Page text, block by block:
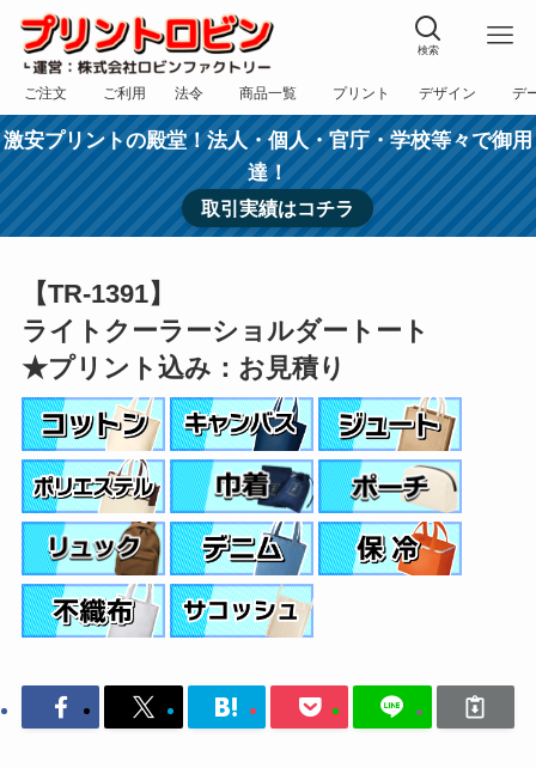
検索
ご注文
フォーム
ご利用
規約
法令
表記
商品一覧
カテゴリー
プリント
方法
デザイン
依頼
デ
入
激安プリントの殿堂！法人・個人・官庁・学校等々で御用
達！
取引実績はコチラ
【TR-1391】
ライトクーラーショルダートート
★プリント込み：お見積り